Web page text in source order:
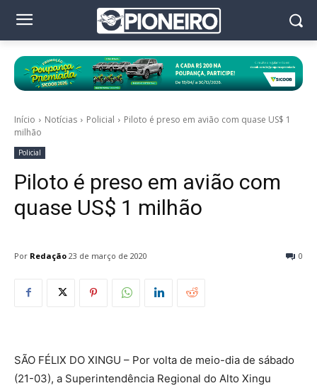
Início Notícias Policial
Piloto é preso em avião com quase US$ 1
milhão
Policial
Piloto é preso em avião com
quase US$ 1 milhão
Por Redação 0
23 de março de 2020
SÃO FÉLIX DO XINGU – Por volta de meio-dia de sábado
(21-03), a Superintendência Regional do Alto Xingu